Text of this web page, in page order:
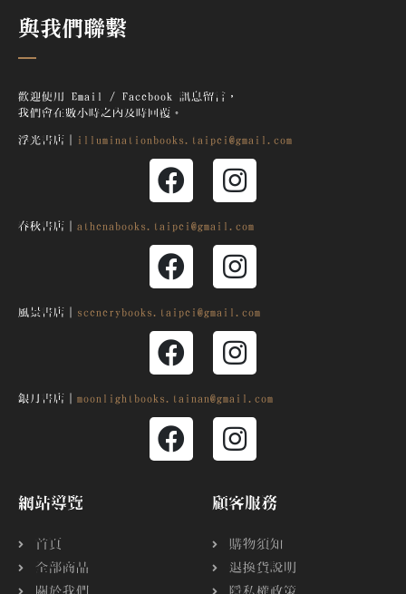
與我們聯繫
歡迎使用 Email / Facebook 訊息留言，
我們會在數小時之內及時回覆。
浮光書店｜ illuminationbooks.taipei@gmail.com
春秋書店｜ athenabooks.taipei@gmail.com
風景書店｜ scenerybooks.taipei@gmail.com
銀月 書店｜ moonlightbooks.tainan@gmail.com
網站導覽
首頁
全部商品
關於我們
顧客服務
購物須知
退換貨說明
隱私權政策